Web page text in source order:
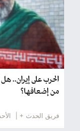
الحرب على إيران..
من إضعافها؟
فريق الحدث + | الأحد